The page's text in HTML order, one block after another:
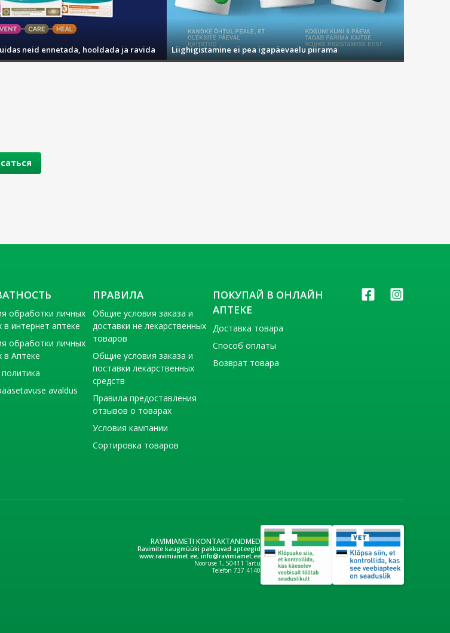
neid ennetada, hooldada ja ravida Liighigistamine ei pea igapäevaelu piirama
обработки личных
в интернет аптеке
обработки личных
в Аптеке
avaldus
ПРАВИЛА
Общие условия заказа и
доставки не лекарственных
товаров
Общие условия заказа и
поставки лекарственных
средств
Правила предоставления
отзывов о товарах
Условия кампании
Сортировка товаров
ПОКУПАЙ В ОНЛАЙН
АПТЕКЕ
Доставка товара
Способ оплаты
Возврат товара
RAVIMIAMETI KONTAKTANDMED
Ravimite kaugmüüki pakkuvad apteegid
www.ravimiamet.ee, info@ravimiamet.ee
Nooruse 1, 50411 Tartu
Telefon 737 4140